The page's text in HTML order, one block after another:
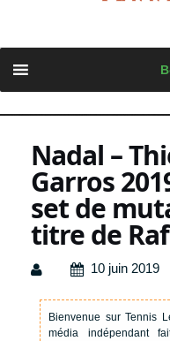
content
Nadal –
Garros
set de
titre de
10 juin 2019
Bienvenue sur Tennis
média indépendant